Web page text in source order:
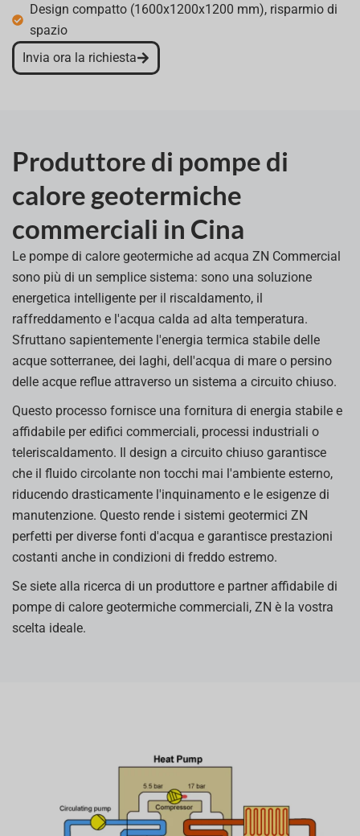
Design compatto (1600x1200x1200 mm), risparmio di
spazio
Invia ora la richiesta
Produttore di pompe di
calore geotermiche
commerciali in Cina
Le pompe di calore geotermiche ad acqua ZN Commercial
sono più di un semplice sistema: sono una soluzione
energetica intelligente per il riscaldamento, il
raffreddamento e l'acqua calda ad alta temperatura.
Sfruttano sapientemente l'energia termica stabile delle
acque sotterranee, dei laghi, dell'acqua di mare o persino
delle acque reflue attraverso un sistema a circuito chiuso.
Questo processo fornisce una fornitura di energia stabile e
affidabile per edifici commerciali, processi industriali o
teleriscaldamento. Il design a circuito chiuso garantisce
che il fluido circolante non tocchi mai l'ambiente esterno,
riducendo drasticamente l'inquinamento e le esigenze di
manutenzione. Questo rende i sistemi geotermici ZN
perfetti per diverse fonti d'acqua e garantisce prestazioni
costanti anche in condizioni di freddo estremo.
Se siete alla ricerca di un produttore e partner affidabile di
pompe di calore geotermiche commerciali, ZN è la vostra
scelta ideale.